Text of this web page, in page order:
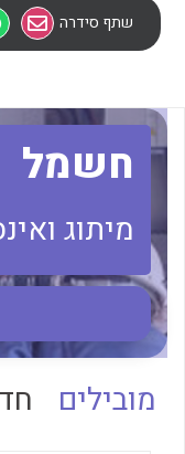
לכל מוצרי היצרן
שתף סידרה
חשמל
מיתוג
מובילים